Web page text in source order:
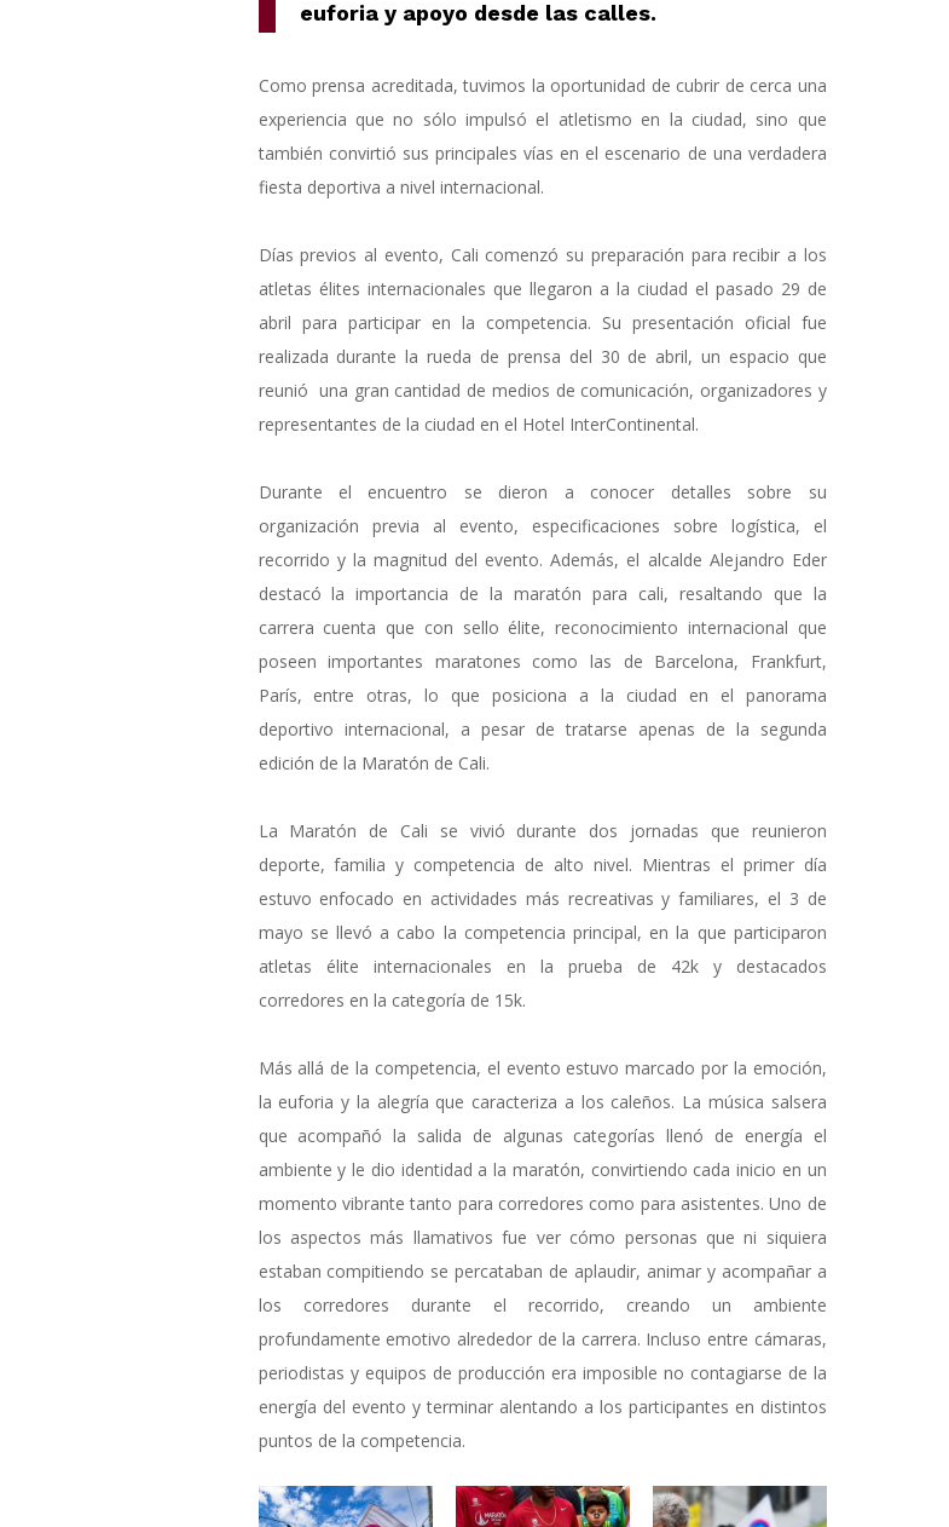
euforia y apoyo desde las calles.
Como prensa acreditada, tuvimos la oportunidad de cubrir de cerca una
experiencia que no sólo impulsó el atletismo en la ciudad, sino que
también convirtió sus principales vías en el escenario de una verdadera
fiesta deportiva a nivel internacional.
Días previos al evento, Cali comenzó su preparación para recibir a los
atletas élites internacionales que llegaron a la ciudad el pasado 29 de
abril para participar en la competencia. Su presentación oficial fue
realizada durante la rueda de prensa del 30 de abril, un espacio que
reunió una gran cantidad de medios de comunicación, organizadores y
representantes de la ciudad en el Hotel InterContinental.
Durante el encuentro se dieron a conocer detalles sobre su
organización previa al evento, especificaciones sobre logística, el
recorrido y la magnitud del evento. Además, el alcalde Alejandro Eder
destacó la importancia de la maratón para cali, resaltando que la
carrera cuenta que con sello élite, reconocimiento internacional que
poseen importantes maratones como las de Barcelona, Frankfurt,
París, entre otras, lo que posiciona a la ciudad en el panorama
deportivo internacional, a pesar de tratarse apenas de la segunda
edición de la Maratón de Cali.
La Maratón de Cali se vivió durante dos jornadas que reunieron
deporte, familia y competencia de alto nivel. Mientras el primer día
estuvo enfocado en actividades más recreativas y familiares, el 3 de
mayo se llevó a cabo la competencia principal, en la que participaron
atletas élite internacionales en la prueba de 42k y destacados
corredores en la categoría de 15k.
Más allá de la competencia, el evento estuvo marcado por la emoción,
la euforia y la alegría que caracteriza a los caleños. La música salsera
que acompañó la salida de algunas categorías llenó de energía el
ambiente y le dio identidad a la maratón, convirtiendo cada inicio en un
momento vibrante tanto para corredores como para asistentes. Uno de
los aspectos más llamativos fue ver cómo personas que ni siquiera
estaban compitiendo se percataban de aplaudir, animar y acompañar a
los corredores durante el recorrido, creando un ambiente
profundamente emotivo alrededor de la carrera. Incluso entre cámaras,
periodistas y equipos de producción era imposible no contagiarse de la
energía del evento y terminar alentando a los participantes en distintos
puntos de la competencia.